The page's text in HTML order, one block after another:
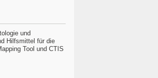
und
Hilfsmittel für die
Tool und CTIS